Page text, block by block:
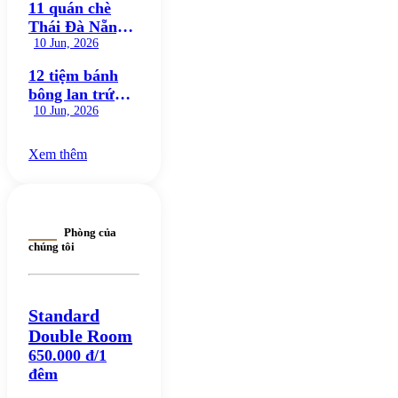
hiện nay
11 quán chè
Thái Đà Nẵng
ngon nức tiếng,
10 Jun, 2026
12 tiệm bánh
bông lan trứng
muối Đà Nẵng
đáng thử
10 Jun, 2026
Xem thêm
Phòng của
chúng tôi
Standard
Double Room
650.000 đ/1
đêm